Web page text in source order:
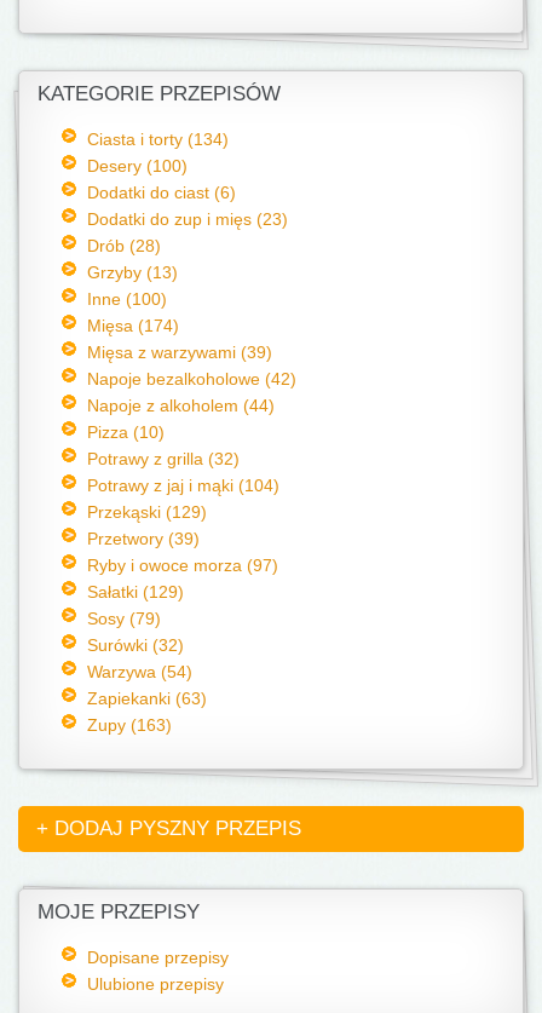
KATEGORIE PRZEPISÓW
Ciasta i torty (134)
Desery (100)
Dodatki do ciast (6)
Dodatki do zup i mięs (23)
Drób (28)
Grzyby (13)
Inne (100)
Mięsa (174)
Mięsa z warzywami (39)
Napoje bezalkoholowe (42)
Napoje z alkoholem (44)
Pizza (10)
Potrawy z grilla (32)
Potrawy z jaj i mąki (104)
Przekąski (129)
Przetwory (39)
Ryby i owoce morza (97)
Sałatki (129)
Sosy (79)
Surówki (32)
Warzywa (54)
Zapiekanki (63)
Zupy (163)
+ DODAJ PYSZNY PRZEPIS
MOJE PRZEPISY
Dopisane przepisy
Ulubione przepisy